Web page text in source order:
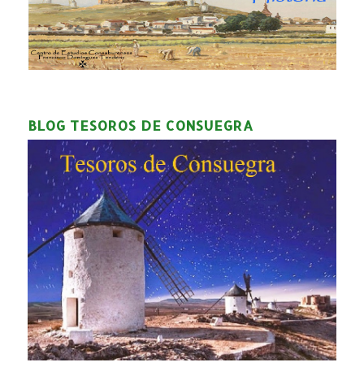
BLOG TESOROS DE CONSUEGRA